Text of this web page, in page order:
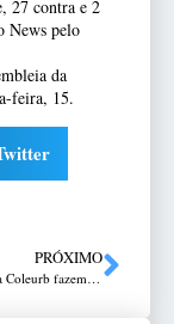
27 contra e 2
News pelo
da
feira, 15.
PRÓXIMO
Trabalhadores da Coleurb fazem assembleia: atenção para eventuais atrasos nas saídas dos ônibus